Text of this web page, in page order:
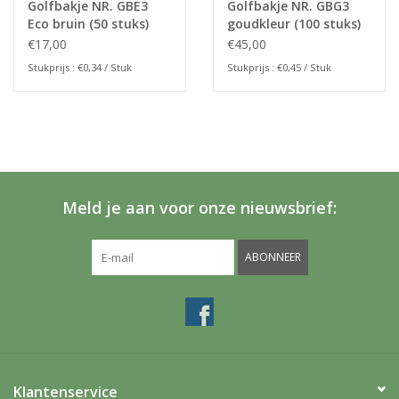
Golfbakje NR. GBE3
Eco bruin (50 stuks)
€17,00
Stukprijs : €0,34 / Stuk
Golfbakje NR. GBG3
goudkleur (100 stuks)
€45,00
Stukprijs : €0,45 / Stuk
Meld je aan voor onze nieuwsbrief:
ABONNEER
Klantenservice